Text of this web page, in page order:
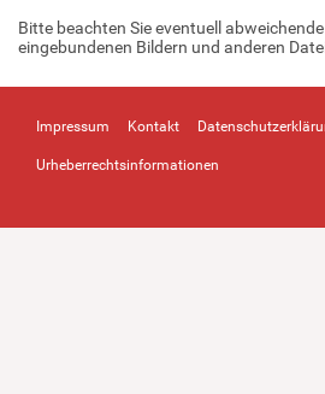
Bitte beachten Sie eventuell
eingebundenen Bildern und anderen
Impressum Kontakt
Urheberrechtsinformationen